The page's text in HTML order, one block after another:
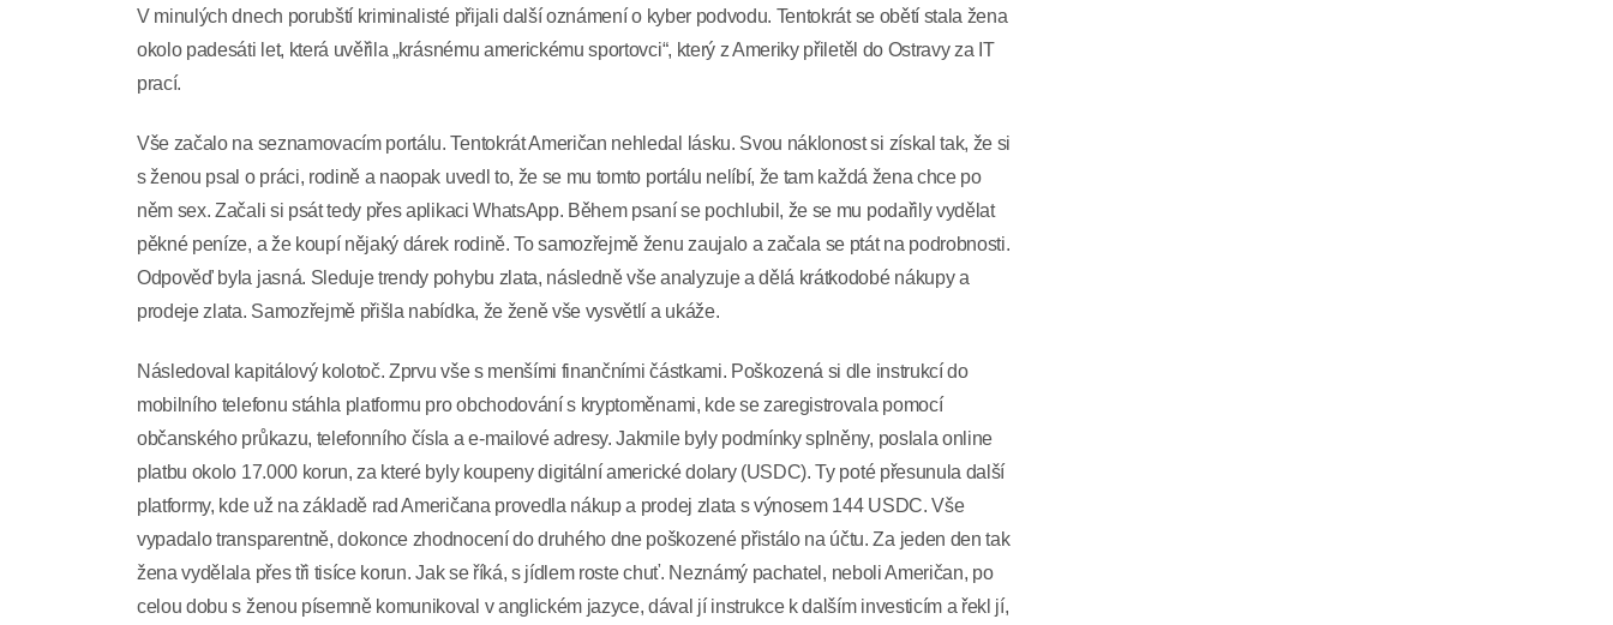
V minulých dnech porubští kriminalisté přijali další oznámení o kyber podvodu. Tentokrát se obětí stala žena
okolo padesáti let, která uvěřila „krásnému americkému sportovci“, který z Ameriky přiletěl do Ostravy za IT
prací.
Vše začalo na seznamovacím portálu. Tentokrát Američan nehledal lásku. Svou náklonost si získal tak, že si
s ženou psal o práci, rodině a naopak uvedl to, že se mu tomto portálu nelíbí, že tam každá žena chce po
něm sex. Začali si psát tedy přes aplikaci WhatsApp. Během psaní se pochlubil, že se mu podařily vydělat
pěkné peníze, a že koupí nějaký dárek rodině. To samozřejmě ženu zaujalo a začala se ptát na podrobnosti.
Odpověď byla jasná. Sleduje trendy pohybu zlata, následně vše analyzuje a dělá krátkodobé nákupy a
prodeje zlata. Samozřejmě přišla nabídka, že ženě vše vysvětlí a ukáže.
Následoval kapitálový kolotoč. Zprvu vše s menšími finančními částkami. Poškozená si dle instrukcí do
mobilního telefonu stáhla platformu pro obchodování s kryptoměnami, kde se zaregistrovala pomocí
občanského průkazu, telefonního čísla a e-mailové adresy. Jakmile byly podmínky splněny, poslala online
platbu okolo 17.000 korun, za které byly koupeny digitální americké dolary (USDC). Ty poté přesunula další
platformy, kde už na základě rad Američana provedla nákup a prodej zlata s výnosem 144 USDC. Vše
vypadalo transparentně, dokonce zhodnocení do druhého dne poškozené přistálo na účtu. Za jeden den tak
žena vydělala přes tři tisíce korun. Jak se říká, s jídlem roste chuť. Neznámý pachatel, neboli Američan, po
celou dobu s ženou písemně komunikoval v anglickém jazyce, dával jí instrukce k dalším investicím a řekl jí,